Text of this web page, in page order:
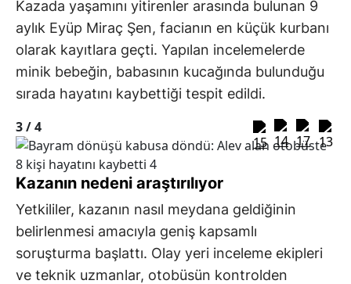
Kazada yaşamını yitirenler arasında bulunan 9
aylık Eyüp Miraç Şen, facianın en küçük kurbanı
olarak kayıtlara geçti. Yapılan incelemelerde
minik bebeğin, babasının kucağında bulunduğu
sırada hayatını kaybettiği tespit edildi.
3 /4
Kazanın nedeni araştırılıyor
Yetkililer, kazanın nasıl meydana geldiğinin
belirlenmesi amacıyla geniş kapsamlı
soruşturma başlattı. Olay yeri inceleme ekipleri
ve teknik uzmanlar, otobüsün kontrolden